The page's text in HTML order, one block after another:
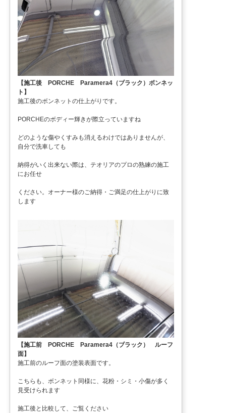
【施工後 PORCHE Paramera4（ブラック）ボンネッ
ト】
施工後のボンネットの仕上がりです。
PORCHEのボディー輝きが際立っていますね
どのような傷やくすみも消えるわけではありませんが、
自分で洗車しても
納得がいく出来ない際は、テオリアのプロの熟練の施工
にお任せ
ください。オーナー様のご納得・ご満足の仕上がりに致
します
【施工前 PORCHE Paramera4（ブラック） ルーフ
面】
施工前のルーフ面の塗装表面です。
こちらも、ボンネット同様に、花粉・シミ・小傷が多く
見受けられます
施工後と比較して、ご覧ください